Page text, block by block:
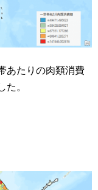
あたりの肉類消費
た。